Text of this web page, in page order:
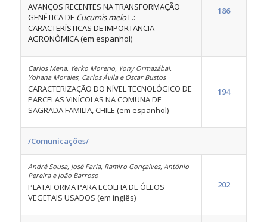
AVANÇOS RECENTES NA TRANSFORMAÇÃO
GENÉTICA DE Cucumis meloL.:
CARACTERÍSTICAS DE IMPORTANCIA
AGRONÔMICA (em espanhol)
186
Carlos Mena, Yerko Moreno, Yony Ormazábal,
Yohana Morales, Carlos Ávila e Oscar Bustos
CARACTERIZAÇÃO DO NÍVEL TECNOLÓGICO DE
PARCELAS VINÍCOLAS NA COMUNA DE
SAGRADA FAMILIA, CHILE (em espanhol)
194
/Comunicações/
André Sousa, José Faria, Ramiro Gonçalves, António
Pereira e João Barroso
PLATAFORMA PARA ECOLHA DE ÓLEOS
VEGETAIS USADOS (em inglês)
202